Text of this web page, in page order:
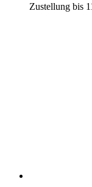
Zustellung bis